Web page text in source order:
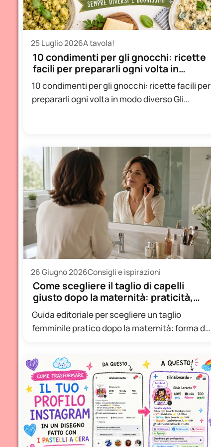
25 Luglio 2026A tavola!
10 condimenti per gli gnocchi: ricette
facili per prepararli ogni volta in…
10 condimenti per gli gnocchi: ricette facili per
prepararli ogni volta in modo diverso Gli
26 Giugno 2026Consigli e ispirazioni
Come scegliere il taglio di capelli
giusto dopo la maternità: praticità,
forma…
Guida editoriale per scegliere un taglio
femminile pratico dopo la maternità: forma del